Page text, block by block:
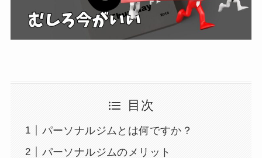
目次
パーソナルジムとは何ですか？
パーソナルジムのメリット